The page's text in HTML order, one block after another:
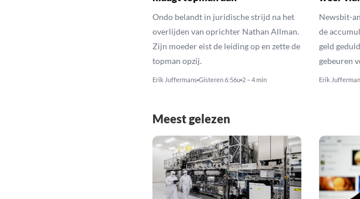
Ondo belandt in juridische strijd na het
overlijden van oprichter Nathan Allman.
Zijn moeder eist de leiding op en zette de
topman opzij.
Erik Juffermans Gisteren 6:56u 2 – 4 min
Newsbit-
de
geld
gebeuren
Erik
Meest gelezen